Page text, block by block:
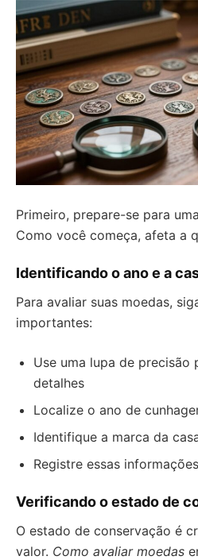
Primeiro, prepare-se para
Como você começa, afeta a
Identificando o ano e a
Para avaliar suas moedas,
importantes:
Use uma lupa de precisão
detalhes
Localize o ano de
Identifique a marca da
Registre essas
Verificando o estado de
O estado de conservação é
valor. Como avaliar moedas